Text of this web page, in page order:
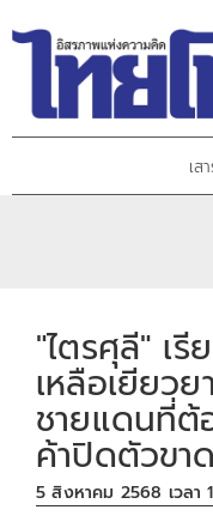
เส
"ไตรศุลี" เรี
เหลือเยียว
ชายแดนที่ต้
ค้าปิดตัวขา
5 สิงหาคม 2568 เวลา